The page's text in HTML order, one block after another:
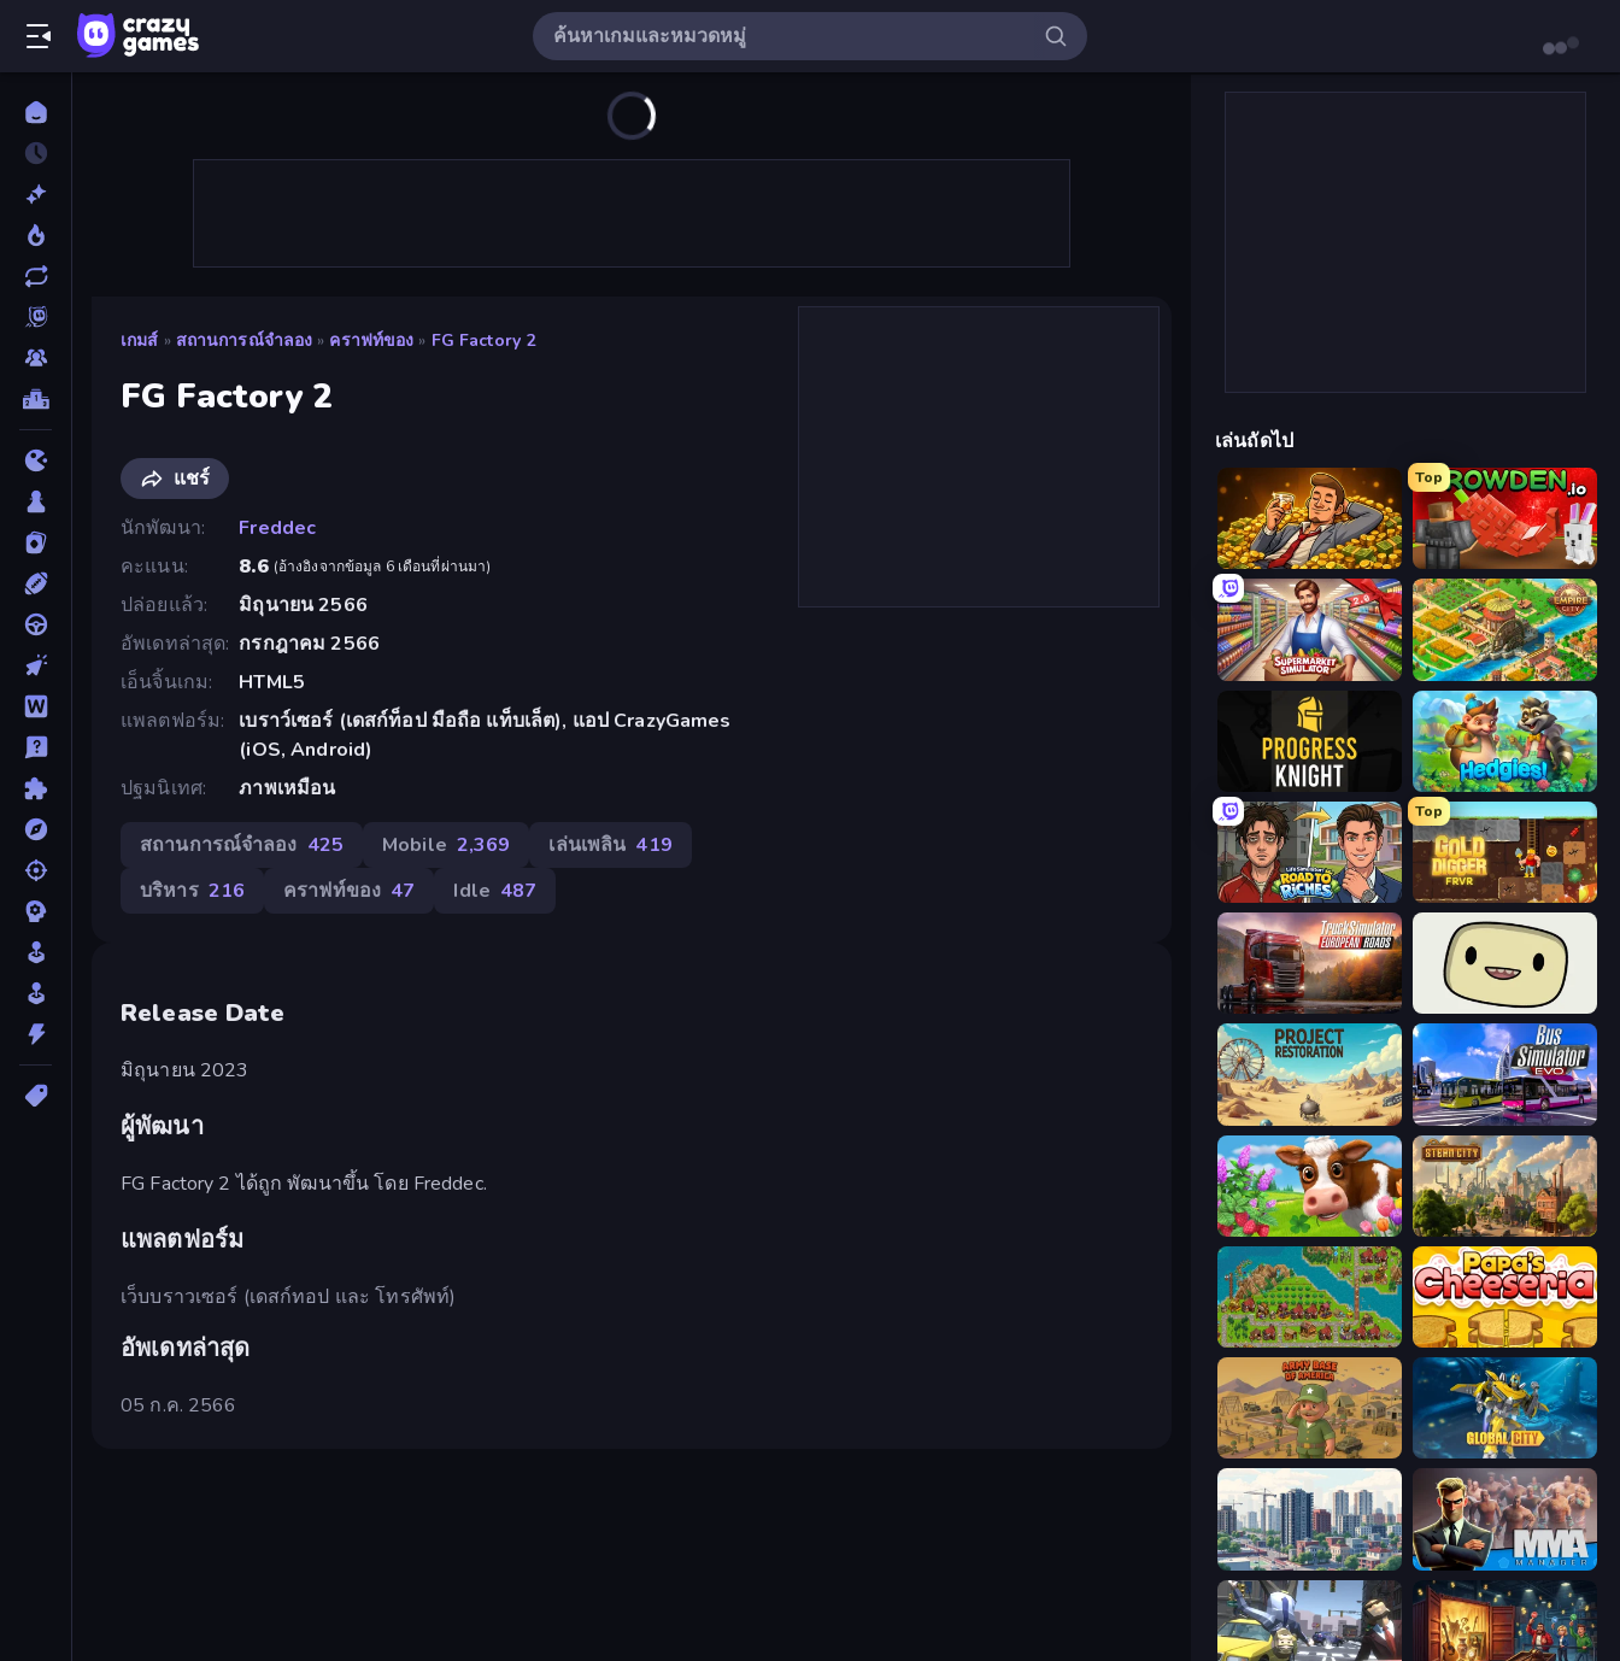
เกมส์ » สถานการณ์จำลอง » คราฟท์ของ » FG Factory 2
FG Factory 2
แชร์
นักพัฒนา
Freddec
คะแนน
8.6 (อ้างอิงจากข้อมูล 6 เดือนที่ผ่านมา)
ปล่อยแล้ว
มิถุนายน 2566
อัพเดทล่าสุด กรกฎาคม 2566
เอ็นจิ้นเกม
HTML5
แพลตฟอร์ม
เบราว์เซอร์ (เดสก์ท็อป มือถือ แท็บเล็ต), แอป CrazyGames
(iOS, Android)
ปฐมนิเทศ
ภาพเหมือน
สถานการณ์จำลอง 425 Mobile 2,369 เล่นเพลิน 419
บริหาร 216 คราฟท์ของ 47 Idle 487
Release Date
มิถุนายน 2023
ผู้พัฒนา
FG Factory 2 ได้ถูก พัฒนาขึ้น โดย Freddec.
แพลตฟอร์ม
เว็บบราวเซอร์ (เดสก์ทอป และ โทรศัพท์)
อัพเดทล่าสุด
05 ก.ค. 2566
เล่นถัดไป
Idle Billionaire Tycoon
Top
Grow A Garden | Growden.io
Supermarket Simulator: Store Manager Empire City
Progress Knight Hedgies
Life Simulator: Road to Riches
Top
Gold Digger FRVR
Truck Simulator: European Roads SuperWEIRD
Project Restoration Bus Simulator: EVO
Country Life Meadows Steam City
City Idle Papa's Cheeseria
Army Base Of America Global City
SuperCity 3D MMA Manager 2